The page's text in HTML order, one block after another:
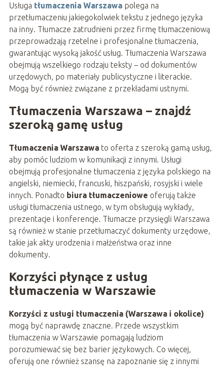
Usługa tłumaczenia Warszawapolega na
przetłumaczeniu jakiegokolwiek tekstu z jednego języka
na inny. Tłumacze zatrudnieni przez firmę tłumaczeniową
przeprowadzają rzetelne i profesjonalne tłumaczenia,
gwarantując wysoką jakość usług. Tłumaczenia Warszawa
obejmują wszelkiego rodzaju teksty – od dokumentów
urzędowych, po materiały publicystyczne i literackie.
Mogą być również związane z przekładami ustnymi.
Tłumaczenia Warszawa – znajdź
szeroką gamę usług
Tłumaczenia Warszawato oferta z szeroką gamą usług,
aby pomóc ludziom w komunikacji z innymi. Usługi
obejmują profesjonalne tłumaczenia z języka polskiego na
angielski, niemiecki, francuski, hiszpański, rosyjski i wiele
innych. Ponadto biura tłumaczeniowe oferują także
usługi tłumaczenia ustnego, w tym obsługują wykłady,
prezentacje i konferencje. Tłumacze przysięgli Warszawa
są również w stanie przetłumaczyć dokumenty urzędowe,
takie jak akty urodzenia i małżeństwa oraz inne
dokumenty.
Korzyści płynące z usług
tłumaczenia w Warszawie
Korzyści z usługi tłumaczenia (Warszawa i okolice)
mogą być naprawdę znaczne. Przede wszystkim
tłumaczenia w Warszawie pomagają ludziom
porozumiewać się bez barier językowych. Co więcej,
oferują one również szansę na zapoznanie się z innymi